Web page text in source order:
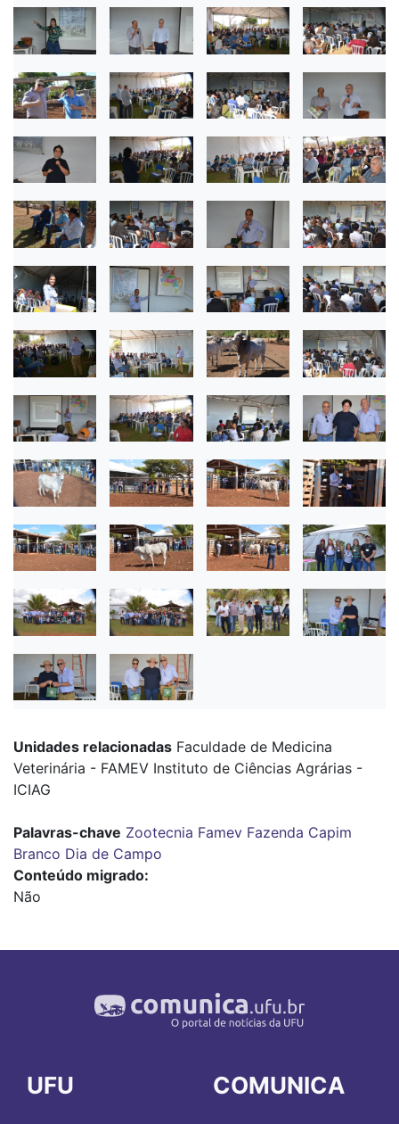
Unidades relacionadas Faculdade de Medicina
Veterinária - FAMEV Instituto de Ciências Agrárias -
ICIAG
Palavras-chave Zootecnia Famev Fazenda Capim
Branco Dia de Campo
Conteúdo migrado
Não
UFU COMUNICA